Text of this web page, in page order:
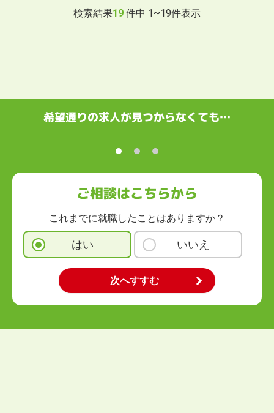
検索結果19 件中 1~19件表示
希望通りの求人が見つからなくても…
ご相談はこちらから
これまでに就職したことはありますか？
はい いいえ